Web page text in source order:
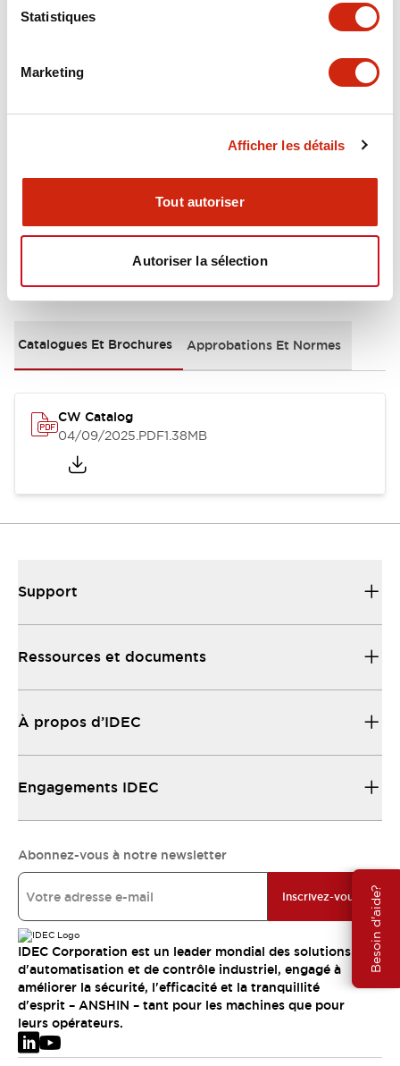
Statistiques
Marketing
Afficher les détails
Tout autoriser
Autoriser la sélection
Besoin d'aide?
Functional Specifications
Mounting and Installation Specifications
Documents et fichiers
Catalogues Et Brochures Approbations Et Normes
CW Catalog
04/09/2025.PDF1.38MB
Support
Ressources et documents
À propos d’IDEC
Engagements IDEC
Abonnez-vous à notre newsletter
Inscrivez-vous
IDEC Corporation est un leader mondial des solutions
d'automatisation et de contrôle industriel, engagé à
améliorer la sécurité, l'efficacité et la tranquillité
d'esprit – ANSHIN – tant pour les machines que pour
leurs opérateurs.